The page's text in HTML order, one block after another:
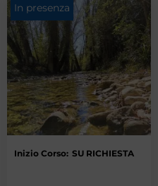
Inizio Corso: SU RICHIESTA
In presenza